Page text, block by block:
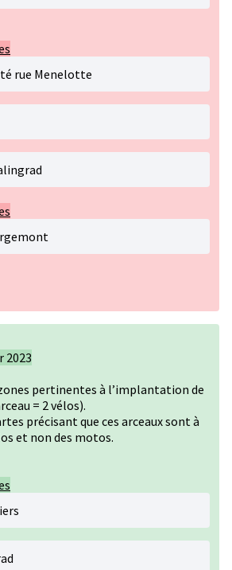
rue Menelotte
2023
pertinentes à l’implantation de
= 2 vélos).
précisant que ces arceaux sont à
et non des motos.